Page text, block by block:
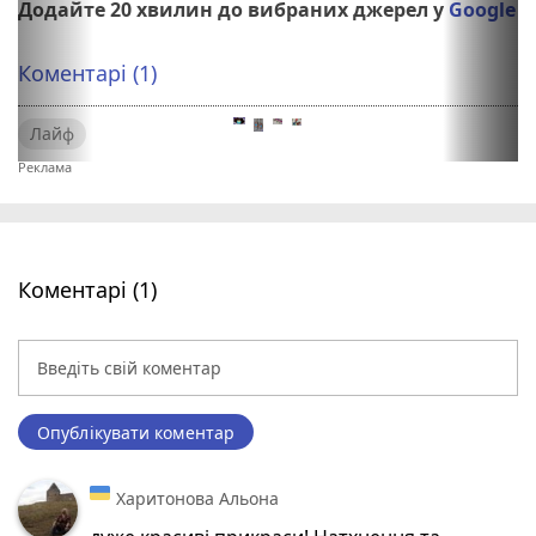
Додайте 20 хвилин до вибраних джерел у Google
Коментарі (1)
Лайф
Коментарі (1)
Опублікувати коментар
Харитонова Альона